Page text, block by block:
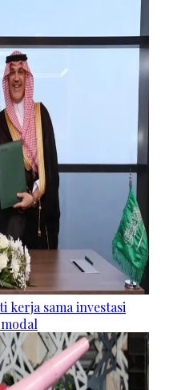
kerja sama investasi